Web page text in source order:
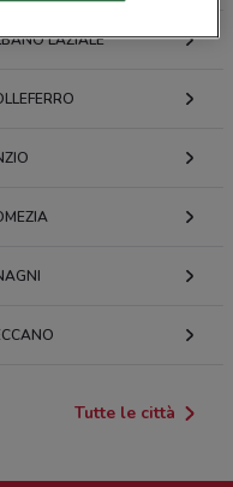
LAZIALE
Tutte le città